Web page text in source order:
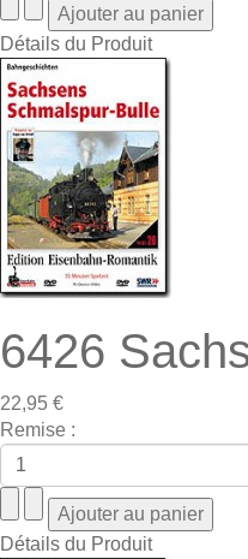
Détails du Produit
6426
22,95 €
Remise :
Détails du Produit